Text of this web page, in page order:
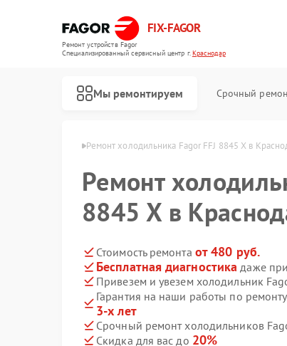
FIX-FAGOR
Ремонт устройств Fagor
Специализированный cервисный центр г.Краснодар
Мы ремонтируем Срочный
Ремонт холодильника Fagor FFJ 8845 X в
Ремонт
8845 X в
Стоимость ремонта от 480 руб.
Бесплатная диагностика даже
Привезем и увезем холодильник
Гарантия на наши работы по
3-х лет
Срочный ремонт холодильников
Скидка для вас до 20%